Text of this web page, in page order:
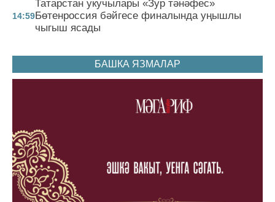
14:59
Татарстан укучылары «Зур тәнәфес»
Бөтенроссия бәйгесе финалында уңышлы
чыгыш ясады
БАШКА ЯЗМАЛАР